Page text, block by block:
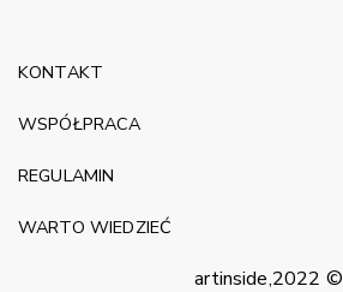
artinside,2022 ©
KONTAKT
WSPÓŁPRACA
REGULAMIN
WARTO WIEDZIEĆ